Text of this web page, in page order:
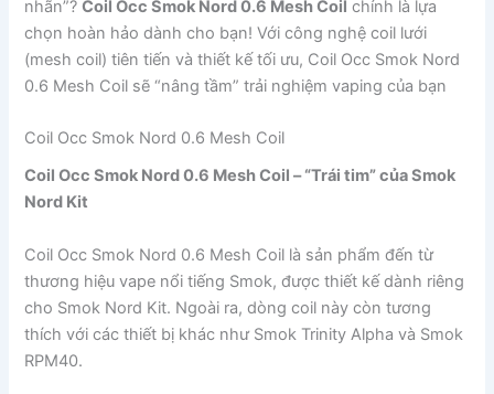
nhãn”?Coil Occ Smok Nord 0.6 Mesh Coil chính là lựa
chọn hoàn hảo dành cho bạn! Với công nghệ coil lưới
(mesh coil) tiên tiến và thiết kế tối ưu, Coil Occ Smok Nord
0.6 Mesh Coil sẽ “nâng tầm” trải nghiệm vaping của bạn
Coil Occ Smok Nord 0.6 Mesh Coil
Coil Occ Smok Nord 0.6 Mesh Coil – “Trái tim” của Smok
Nord Kit
Coil Occ Smok Nord 0.6 Mesh Coil là sản phẩm đến từ
thương hiệu vape nổi tiếng Smok, được thiết kế dành riêng
cho Smok Nord Kit. Ngoài ra, dòng coil này còn tương
thích với các thiết bị khác như Smok Trinity Alpha và Smok
RPM40.